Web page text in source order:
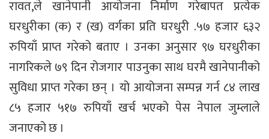
रावत,ले खानेपानी आयोजना निर्माण गरेबापत प्रत्येक
घरधुरीका (क) र (ख) वर्गका प्रति घरधुरी .५७ हजार ६३२
रुपियाँ प्राप्त गरेको बताए । उनका अनुसार ९७ घरधुरीका
नागरिकले ७९ दिन रोजगार पाउनुका साथ घरमै खानेपानीको
सुविधा प्राप्त गरेका छन् । यो आयोजना सम्पन्न गर्न ८४ लाख
८५ हजार ५१७ रुपियाँ खर्च भएको पेस नेपाल जुम्लाले
जनाएको छ ।